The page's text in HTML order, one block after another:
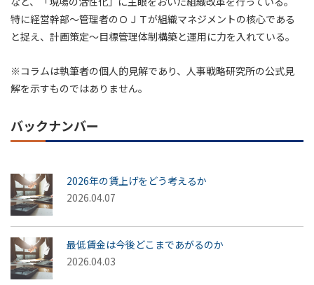
特に経営幹部～管理者のＯＪＴが組織マネジメントの核心である
と捉え、計画策定～目標管理体制構築と運用に力を入れている。
※コラムは執筆者の個人的見解であり、人事戦略研究所の公式見
解を示すものではありません。
バックナンバー
2026年の賃上げをどう考えるか
2026.04.07
最低賃金は今後どこまであがるのか
2026.04.03